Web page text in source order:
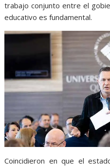
trabajo conjunto entre el
educativo es fundamental.
Coincidieron en que el